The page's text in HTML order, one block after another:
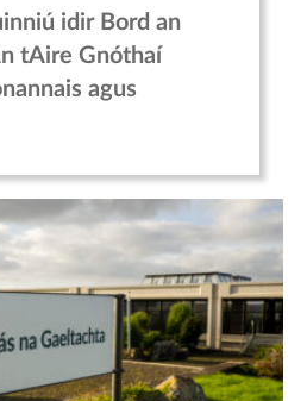
idir Bord an
tAire Gnóthaí
agus